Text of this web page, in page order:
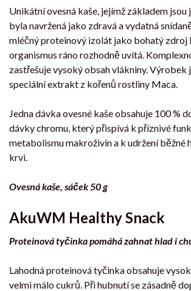
Unikátní ovesná kaše, jejímž základem
byla navržená jako zdravá a vydatná
mléčný proteinový izolát jako bohatý zdroj
organismus ráno rozhodně uvítá.
zastřešuje vysoký obsah vlákniny. Výrobek
speciální extrakt z kořenů rostliny Maca.
Jedna dávka ovesné kaše obsahuje 100 %
dávky chromu, který přispívá k příznivé
metabolismu makroživin a k udržení běžné
krvi.
Ovesná kaše, sáček 50 g
AkuWM Healthy Snack
Proteinová tyčinka pomáhá zahnat hlad i
Lahodná proteinová tyčinka obsahuje
velmi málo cukrů. Při hubnutí se zásadně